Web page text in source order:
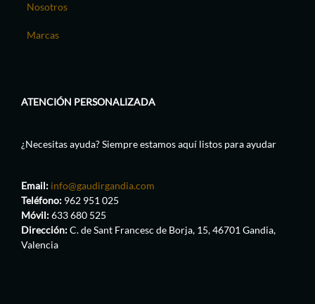
Nosotros
Marcas
ATENCIÓN PERSONALIZADA
¿Necesitas ayuda? Siempre estamos aquí listos para ayudar
Email: info@gaudirgandia.com
Teléfono: 962 951 025
Móvil:633 680 525
Dirección:C. de Sant Francesc de Borja, 15, 46701 Gandia,
Valencia